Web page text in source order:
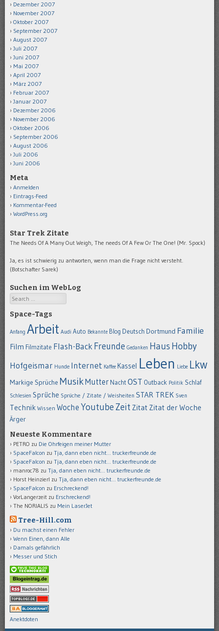
Dezember 2007
November 2007
Oktober 2007
September 2007
August 2007
Juli 2007
Juni 2007
Mai 2007
April 2007
März 2007
Februar 2007
Januar 2007
Dezember 2006
November 2006
Oktober 2006
September 2006
August 2006
Juli 2006
Juni 2006
Meta
Anmelden
Eintrags-Feed
Kommentar-Feed
WordPress.org
Star Trek Zitate
The Needs Of A Many Out Weigh, The needs Of A Few Or The One! (Mr. Spock)
Ja, es ist schwierig zu antworten, wenn man die Frage nicht versteht.
(Botschafter Sarek)
Suchen im WebLog
Search
Space-Tags
Anfang Arbeit Audi Auto Bekannte Blog Deutsch Dortmund Familie
Film Filmzitate Flash-BackFreunde Gedanken Haus Hobby
Hofgeismar Hunde Internet Kaffee Kassel Leben Liebe Lkw
Markige Sprüche MusikMutter NachtOST Outback Politik Schlaf
Schlesien Sprüche Sprüche / Zitate / Weisheiten STAR TREK Sven
Technik Wissen Woche Youtube Zeit Zitat Zitat der Woche
Ärger
Neueste Kommentare
PETRO zu Die Ohrfeigen meiner Mutter
SpaceFalcon zu Tja, dann eben nicht… truckerfreunde.de
SpaceFalcon zu Tja, dann eben nicht… truckerfreunde.de
manroc78 zu Tja, dann eben nicht… truckerfreunde.de
Horst Heinzierl zu Tja, dann eben nicht… truckerfreunde.de
SpaceFalcon zu Erschreckend!
VorLangerzeit zu Erschreckend!
The NORIALIS zu Mein LaserJet
Tree-Hill.com
Du machst einen Fehler
Wenn Einen, dann Alle
Damals gefährlich
Messer und Stich
Anektdoten